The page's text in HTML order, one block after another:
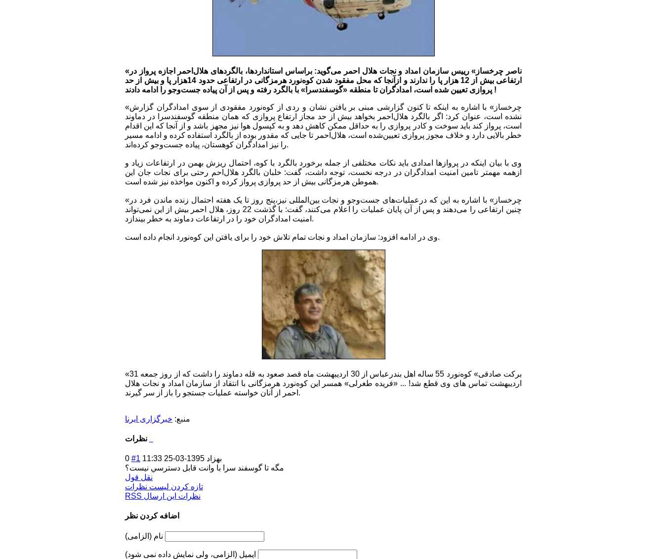
«ناصر چرخساز» رییس سازمان امداد و نجات هلال احمر می‌گوید: براساس استانداردها، بالگردهای هلال‌احمر اجازه پرواز در
ارتفاعی بیش از 12 هزار پا را ندارند و ازآنجا که محل مفقود شدن کوه‌نورد
هرمزگانی
در ارتفاعی حدود 14هزار پا و بیش از حد
پروازی تعیین شده است، امدادگران تا منطقه «گوسفندسرا» با بالگرد رفته و پس از آن پیاده جست‌وجو را ادامه دادند !
«چرخساز» با اشاره به اینکه تا کنون گزارشی مبنی بر یافتن نشان و ردی از کوه‌نورد مفقودی از سوی امدادگران گزارش
نشده است، عنوان کرد: اگر بالگرد هلال‌احمر بخواهد بیش از حد مجاز ارتفاع پروازی که همان منطقه گوسفندسرا در دماوند
است، پرواز کند باید سوخت و کادر پروازی را به حداقل ممکن کاهش دهد و به کپسول هوا نیز مجهز باشد و از آنجا که این اقدام
خطر بالایی دارد و خلاف مجوز پروازی تعیین‌شده است، هلال‌احمر تا جایی که مقدور بوده از بالگرد استفاده کرده و ادامه مسیر
را نیز امدادگران کوهستان، پیاده جست‌وجو کرده‌اند.
وی با بیان اینکه در پروازها امدادی باید نکات مختلفی از جمله برخورد بالگرد با کوه، احتمال ریزش بهمن در ارتفاعات زیاد و
ازهمه مهمتر تامین امنیت امدادگران در درجه نخست، توجه داشت، گفت: خلبان بالگرد هلال‌احم رحتی برای نجات جان این
هموطن هرمزگانی بیش از حد پروازی پرواز کرده و اکنون مواخذه نیز شده است.
«چرخساز» با اشاره به این که درعملیات‌های جست‌وجو و نجات بین‌المللی نیز،پنج روز تا یک هفته احتمال زنده ماندن فرد در
چنین ارتفاعی را می‌دهند و پس از آن پایان عملیات را اعلام می‌کنند، گفت: با گذشت 22 روز، هلال احمر بیش از این نمی‌تواند
امنیت امدادگران خود را در ارتفاعات دماوند به‌ خطر بیندازد.‌
وی در ادامه افزود: سازمان امداد و نجات تمام تلاش خود را برای یافتن این کوه‌نورد انجام داده است.
«برکت صادقی» کوه‌نورد 55 ساله اهل بندرعباس از 30 اردیبهشت ماه قصد صعود به قله دماوند را داشت که از روز جمعه 31
اردیبهشت تماس های وی قطع شد! ... «فریده طغرلی» همسر این کوه‌نورد هرمزگانی با انتقاد از سازمان امداد و نجات هلال
احمر از آنان خواسته عملیات جستجو را باز از سر گیرند.
منبع: خبرگزاری ایرنا
0 #1 بهزاد 1395-03-25 11:33
مگه تا گوسفند سرا با وانت قابل دسترسي نيست؟
نقل قول
تازه کردن لیست نظرات
RSS نظرات این ارسال
اضافه کردن نظر
نام (الزامی)
ایمیل (الزامی، ولی نمایش داده نمی شود)